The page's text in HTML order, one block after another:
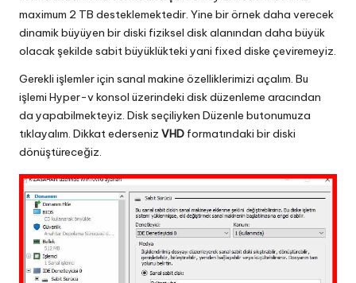
maximum 2 TB desteklemektedir. Yine bir örnek daha verecek
dinamik büyüyen bir diski fiziksel disk alanından daha büyük
olacak şekilde sabit büyüklükteki yani fixed diske çeviremeyiz.
Gerekli işlemler için sanal makine özelliklerimizi açalım. Bu
işlemi Hyper-v konsol üzerindeki disk düzenleme aracından
da yapabilmekteyiz. Disk seçiliyken Düzenle butonumuza
tıklayalım. Dikkat ederseniz VHD formatındaki bir diski
dönüştüreceğiz.